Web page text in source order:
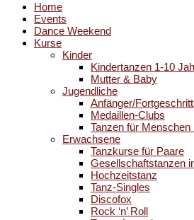
Home
Events
Dance Weekend
Kurse
Kinder
Kindertanzen 1-10
Mutter & Baby
Jugendliche
Anfänger/
Medaillen-Clubs
Tanzen für
Erwachsene
Tanzkurse für Paare
Gesellschaftstanzen
Hochzeitstanz
Tanz-Singles
Discofox
Rock ‘n’ Roll